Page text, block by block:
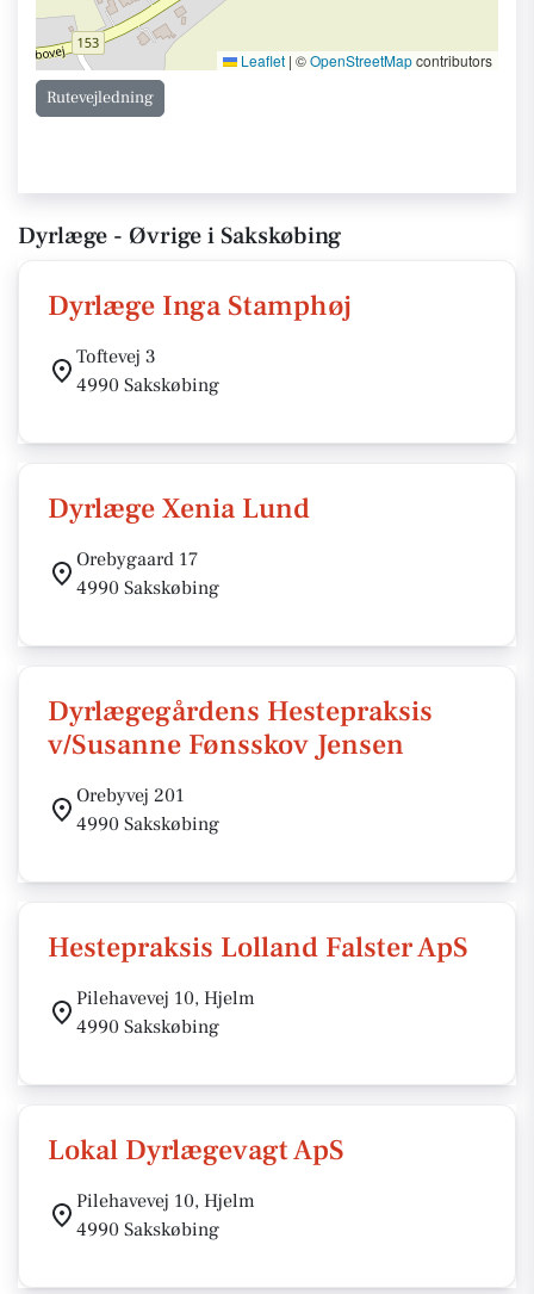
Leaflet | ©OpenStreetMapcontributors
Rutevejledning
Dyrlæge - Øvrige i Sakskøbing
Dyrlæge Inga Stamphøj
Toftevej 3
4990 Sakskøbing
Dyrlæge Xenia Lund
Orebygaard 17
4990 Sakskøbing
Dyrlægegårdens Hestepraksis
v/Susanne Fønsskov Jensen
Orebyvej 201
4990 Sakskøbing
Hestepraksis Lolland Falster ApS
Pilehavevej 10, Hjelm
4990 Sakskøbing
Lokal Dyrlægevagt ApS
Pilehavevej 10, Hjelm
4990 Sakskøbing